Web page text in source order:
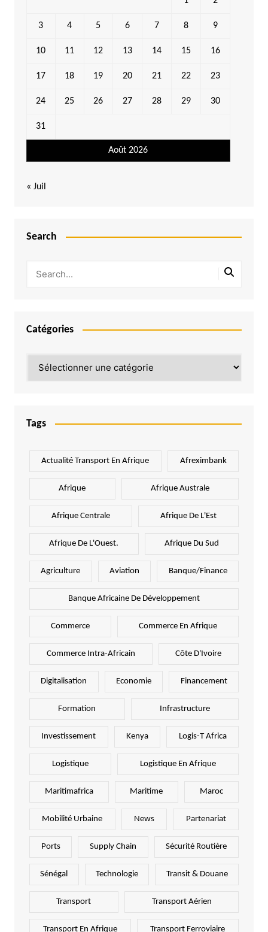
Août 2026
3 4 5 6 7 8 9
10 11 12 13 14 15 16
17 18 19 20 21 22 23
24 25 26 27 28 29 30
31
« Juil
Search
Catégories
Tags
Actualité Transport En Afrique Afreximbank
Afrique Afrique Australe
Afrique Centrale Afrique De L'Est
Afrique De L'Ouest. Afrique Du Sud
Agriculture Aviation Banque/Finance
Banque Africaine De Développement
Commerce Commerce En Afrique
Commerce Intra-Africain Côte D'Ivoire
Digitalisation Economie Financement
Formation Infrastructure
Investissement Kenya Logis-T Africa
Logistique Logistique En Afrique
Maritimafrica Maritime Maroc
Mobilité Urbaine News Partenariat
Ports Supply Chain Sécurité Routière
Sénégal Technologie Transit & Douane
Transport Transport Aérien
Transport En Afrique Transport Ferroviaire